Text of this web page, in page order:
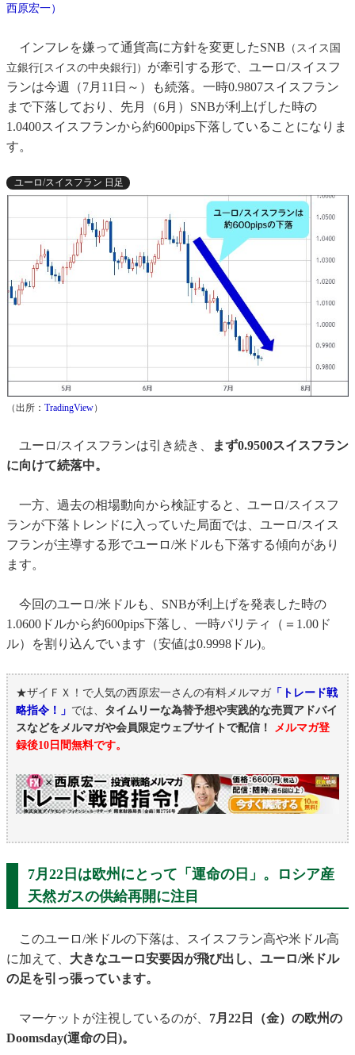
西原宏一）
インフレを嫌って通貨高に方針を変更したSNB （スイス国
立銀行[スイスの中央銀行]） が牽引する形で、ユーロ/スイスフ
ランは今週（7月11日～）も続落。一時0.9807スイスフラン
まで下落しており、先月（6月）SNBが利上げした時の
1.0400スイスフランから約600pips下落していることになりま
す。
ユーロ/スイスフラン 日足
（出所： TradingView）
ユーロ/スイスフランは引き続き、
まず0.9500スイスフラン
に向けて続落中。
一方、過去の相場動向から検証すると、ユーロ/スイスフ
ランが下落トレンドに入っていた局面では、ユーロ/スイス
フランが主導する形でユーロ/米ドルも下落する傾向があり
ます。
今回のユーロ/米ドルも、SNBが利上げを発表した時の
1.0600ドルから約600pips下落し、一時パリティ（＝1.00ド
ル）を割り込んでいます（安値は0.9998ドル)。
★ザイＦＸ！で人気の西原宏一さんの有料メルマガ「トレード戦
略指令！」 では、 タイムリーな為替予想や実践的な売買アドバイ
スなどをメルマガや会員限定ウェブサイトで配信！
メルマガ登
録後10日間無料です。
7月22日は欧州にとって「運命の日」。ロシア産
天然ガスの供給再開に注目
このユーロ/米ドルの下落は、スイスフラン高や米ドル高
に加えて、 大きなユーロ安要因が飛び出し、ユーロ/米ドル
の足を引っ張っています。
マーケットが注視しているのが、 7月22日（金）の欧州の
Doomsday(運命の日)。